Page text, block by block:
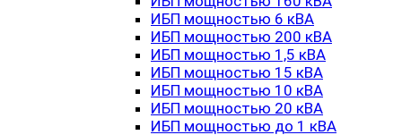
ИБП мощностью 6 кВА
ИБП мощностью 200 кВА
ИБП мощностью 1,5 кВА
ИБП мощностью 15 кВА
ИБП мощностью 10 кВА
ИБП мощностью 20 кВА
ИБП мощностью до 1 кВА